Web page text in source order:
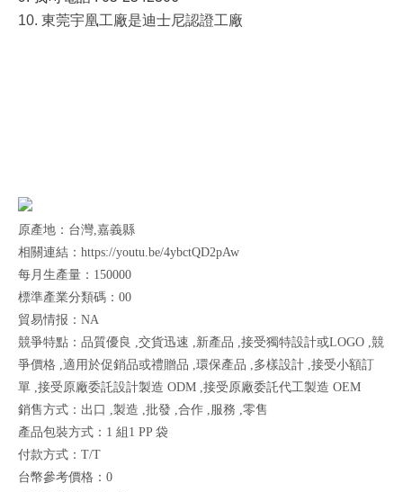
10. 東莞宇凰工廠是迪士尼認證工廠
原產地：台灣,嘉義縣
相關連結：https://youtu.be/4ybctQD2pAw
每月生產量：150000
標準產業分類碼：00
貿易情报：NA
競爭特點：品質優良 ,交貨迅速 ,新產品 ,接受獨特設計或LOGO ,競
爭價格 ,適用於促銷品或禮贈品 ,環保產品 ,多樣設計 ,接受小額訂
單 ,接受原廠委託設計製造 ODM ,接受原廠委託代工製造 OEM
銷售方式：出口 ,製造 ,批發 ,合作 ,服務 ,零售
產品包裝方式：1 組1 PP 袋
付款方式：T/T
台幣參考價格：0